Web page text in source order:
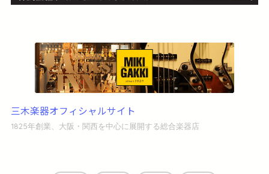
三木楽器オフィシャルサイト
1825年創業、大阪・関西を中心に展開する総合楽器店